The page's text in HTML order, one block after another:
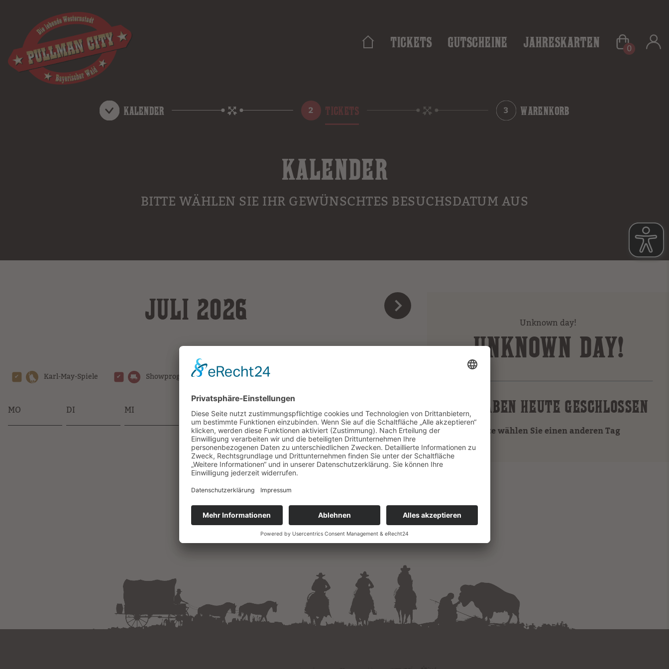
Tickets Gutscheine Jahreskarten 0
Kalender TICKETS WARENKORB
KALENDER
BITTE WÄHLEN SIE IHR GEWÜNSCHTES BESUCHSDATUM AUS
JULI 2026
Karl-May-Spiele Showprogramm Live Musik
MO DI MI DO FR SA SO
Unknown day!
UNKNOWN DAY!
WIR HABEN HEUTE GESCHLOSSEN
Bitte wählen Sie einen anderen Tag